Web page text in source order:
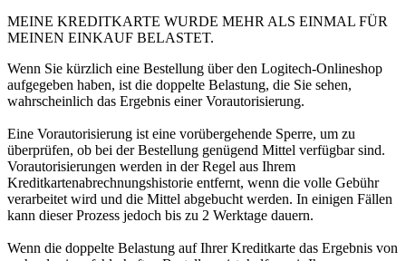
MEINE KREDITKARTE WURDE MEHR ALS EINMAL FÜR
MEINEN EINKAUF BELASTET.
Wenn Sie kürzlich eine Bestellung über den Logitech-Onlineshop
aufgegeben haben, ist die doppelte Belastung, die Sie sehen,
wahrscheinlich das Ergebnis einer Vorautorisierung.
Eine Vorautorisierung ist eine vorübergehende Sperre, um zu
überprüfen, ob bei der Bestellung genügend Mittel verfügbar sind.
Vorautorisierungen werden in der Regel aus Ihrem
Kreditkartenabrechnungshistorie entfernt, wenn die volle Gebühr
verarbeitet wird und die Mittel abgebucht werden. In einigen Fällen
kann dieser Prozess jedoch bis zu 2 Werktage dauern.
Wenn die doppelte Belastung auf Ihrer Kreditkarte das Ergebnis von